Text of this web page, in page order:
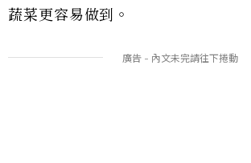
蔬菜更容易做到。